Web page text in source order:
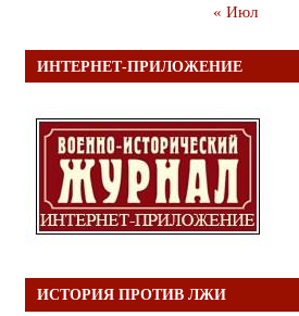
« Июл
ИНТЕРНЕТ-ПРИЛОЖЕНИЕ
ИСТОРИЯ ПРОТИВ ЛЖИ